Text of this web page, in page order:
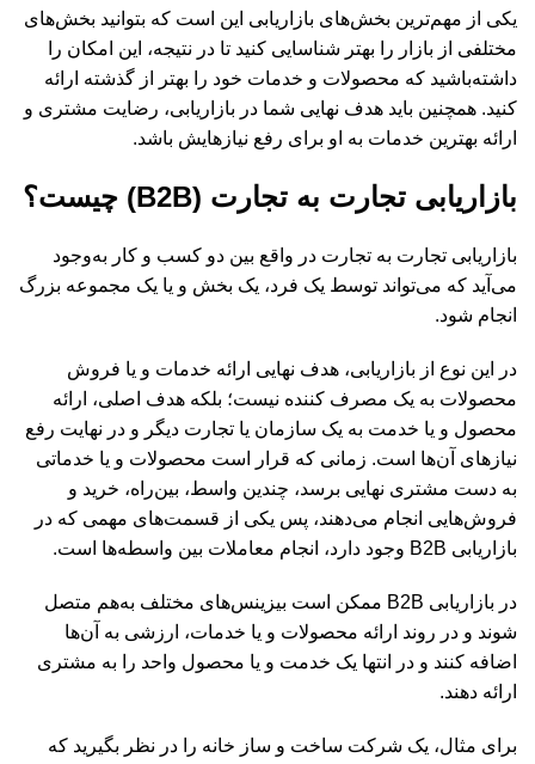
یکی از مهم‌ترین بخش‌های بازاریابی این است که بتوانید بخش‌های
مختلفی از بازار را بهتر شناسایی کنید تا در نتیجه، این امکان را
داشته‌باشید که محصولات و خدمات خود را بهتر از گذشته ارائه
کنید. همچنین باید هدف نهایی شما در بازاریابی، رضایت مشتری و
ارائه بهترین خدمات به او برای رفع نیازهایش باشد.
بازاریابی تجارت به تجارت (B2B) چیست؟
بازاریابی تجارت به تجارت در واقع بین دو کسب و کار به‌وجود
می‌آید که می‌تواند توسط یک فرد، یک بخش و یا یک مجموعه بزرگ
انجام شود.
در این نوع از بازاریابی، هدف نهایی ارائه خدمات و یا فروش
محصولات به یک مصرف کننده نیست؛ بلکه هدف اصلی، ارائه
محصول و یا خدمت به یک سازمان یا تجارت دیگر و در نهایت رفع
نیاز‌های آن‌ها است. زمانی که قرار است محصولات و یا خدماتی
به دست مشتری نهایی برسد، چندین واسط، بین‌راه، خرید و
فروش‌هایی انجام می‌دهند، پس یکی از قسمت‌های مهمی که در
بازاریابی B2B وجود دارد، انجام معاملات بین واسطه‌ها است.
در بازاریابی B2B ممکن است بیزینس‌های مختلف به‌هم متصل
شوند و در روند ارائه محصولات و یا خدمات، ارزشی به آن‌ها
اضافه کنند و در انتها یک خدمت و یا محصول واحد را به مشتری
ارائه دهند.
برای مثال، یک شرکت ساخت و ساز خانه را در نظر بگیرید که